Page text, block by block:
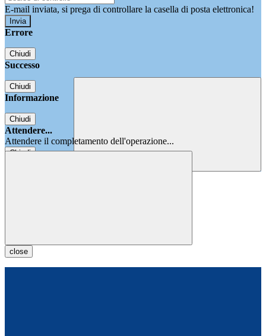
E-mail inviata, si prega di controllare la casella di posta elettronica!
Errore
Chiudi
Successo
Chiudi
Informazione
Chiudi
Attendere...
Attendere il completamento dell'operazione...
Chiudi
close